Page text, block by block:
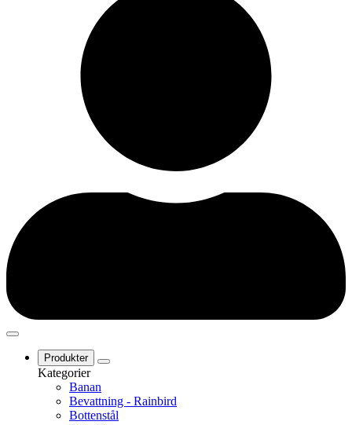
Produkter
Kategorier
Banan
Bevattning - Rainbird
Bottenstål